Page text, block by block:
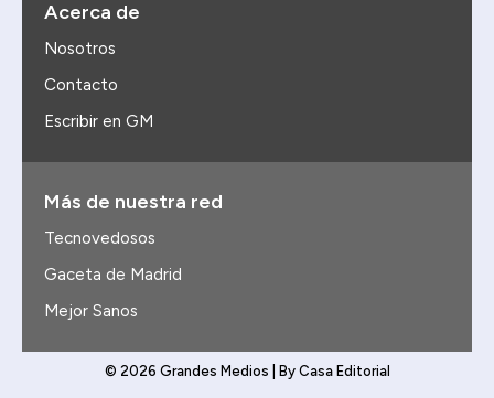
Acerca de
Nosotros
Contacto
Escribir en GM
Más de nuestra red
Tecnovedosos
Gaceta de Madrid
Mejor Sanos
© 2026 Grandes Medios | By Casa Editorial